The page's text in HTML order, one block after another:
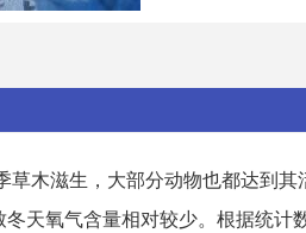
草木滋生，大部分动物也都达到
天氧气含量相对较少。根据统计